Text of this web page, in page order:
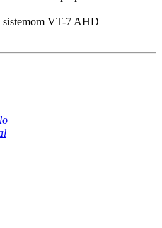
sistemom VT-7 AHD